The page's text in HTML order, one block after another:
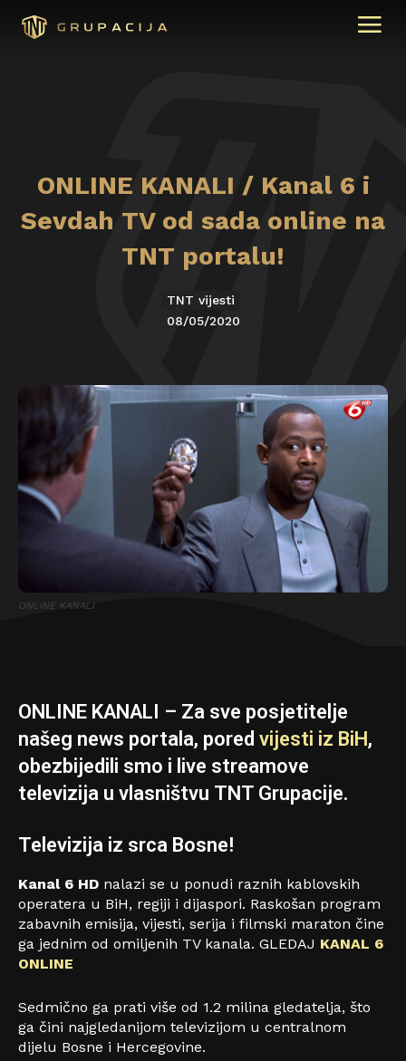
ONLINE KANALI / Kanal 6 i
Sevdah TV od sada online na
TNT portalu!
TNT vijesti
08/05/2020
ONLINE KANALI
ONLINE KANALI – Za sve posjetitelje
našeg news portala, pored vijesti iz BiH,
obezbijedili smo i live streamove
televizija u vlasništvu TNT Grupacije.
Televizija iz srca Bosne!
Kanal 6 HD nalazi se u ponudi raznih kablovskih
operatera u BiH, regiji i dijaspori. Raskošan program
zabavnih emisija, vijesti, serija i filmski maraton čine
ga jednim od omiljenih TV kanala. GLEDAJ KANAL 6
ONLINE
Sedmično ga prati više od 1.2 milina gledatelja, što
ga čini najgledanijom televizijom u centralnom
dijelu Bosne i Hercegovine.